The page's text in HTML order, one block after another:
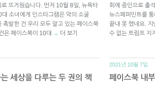
뜨거웠습니다. 먼저 10월 8일, 뉴욕타
소녀에게 인스타그램은 악의 소굴
발한 건 우리 모두 알고 있는 페이스북
은 페이스북이 10대 → 더 보기
회에 증인으로 출
뉴스페퍼민트를
끝내 못 했네요.
수 없는 트럼프 지
세상을 다루는 두 권의 책
2021년 10월 7일.
페이스북 내